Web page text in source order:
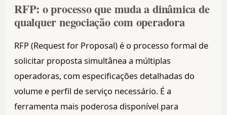
RFP: o processo que muda a dinâmica de
qualquer negociação com operadora
RFP (Request for Proposal) é o processo formal de
solicitar proposta simultânea a múltiplas
operadoras, com especificações detalhadas do
volume e perfil de serviço necessário. É a
ferramenta mais poderosa disponível para